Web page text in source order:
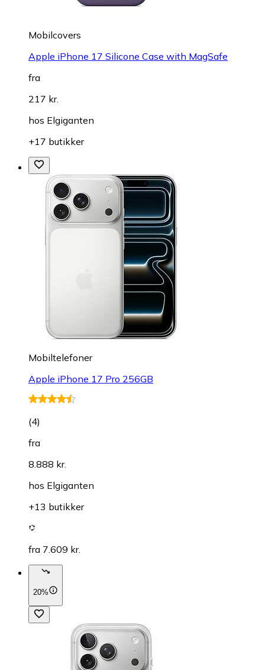
Mobilcovers
Apple iPhone 17 Silicone Case with MagSafe
fra
217 kr.
hos Elgiganten
+17 butikker
Mobiltelefoner
Apple iPhone 17 Pro 256GB
(4)
fra
8.888 kr.
hos Elgiganten
+13 butikker
fra 7.609 kr.
20%